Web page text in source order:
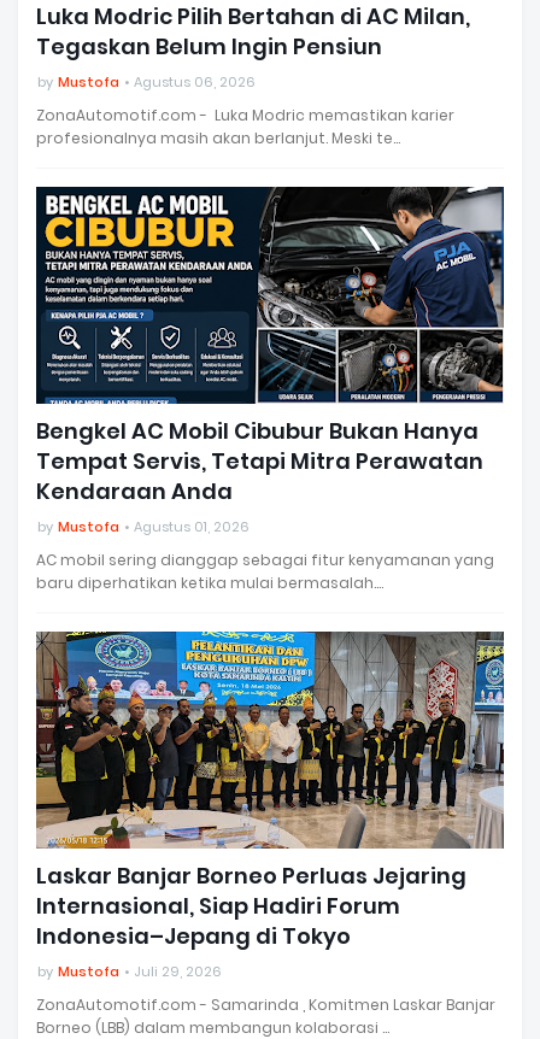
Luka Modric Pilih Bertahan di AC Milan,
Tegaskan Belum Ingin Pensiun
by Mustofa Agustus 06, 2026
ZonaAutomotif.com - Luka Modric memastikan karier
profesionalnya masih akan berlanjut. Meski te…
Bengkel AC Mobil Cibubur Bukan Hanya
Tempat Servis, Tetapi Mitra Perawatan
Kendaraan Anda
by Mustofa Agustus 01, 2026
AC mobil sering dianggap sebagai fitur kenyamanan yang
baru diperhatikan ketika mulai bermasalah.…
Laskar Banjar Borneo Perluas Jejaring
Internasional, Siap Hadiri Forum
Indonesia–Jepang di Tokyo
by Mustofa Juli 29, 2026
ZonaAutomotif.com - Samarinda , Komitmen Laskar Banjar
Borneo (LBB) dalam membangun kolaborasi …